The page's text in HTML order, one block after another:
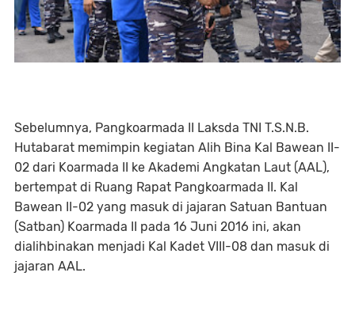
Sebelumnya, Pangkoarmada II Laksda TNI T.S.N.B.
Hutabarat memimpin kegiatan Alih Bina Kal Bawean II-
02 dari Koarmada II ke Akademi Angkatan Laut (AAL),
bertempat di Ruang Rapat Pangkoarmada II. Kal
Bawean II-02 yang masuk di jajaran Satuan Bantuan
(Satban) Koarmada II pada 16 Juni 2016 ini, akan
dialihbinakan menjadi Kal Kadet VIII-08 dan masuk di
jajaran AAL.